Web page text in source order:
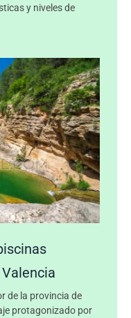
y niveles de
de la provincia de
protagonizado por